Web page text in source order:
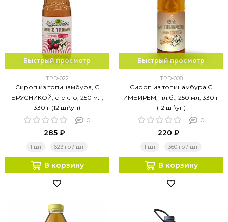
Быстрый просмотр
TPD-022
Сироп из топинамбура, С
БРУСНИКОЙ, стекло, 250 мл,
330 г (12 шт\уп)
0
285 ₽
1 шт 623 гр / шт
В корзину
Быстрый просмотр
TPD-008
Сироп из топинамбура С
ИМБИРЕМ, пл.б., 250 мл, 330 г
(12 шт\уп)
0
220 ₽
1 шт 360 гр / шт
В корзину